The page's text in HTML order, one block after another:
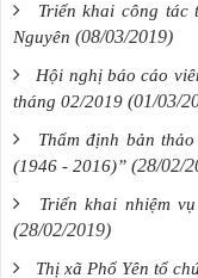
Triển khai công
Nguyên (08/03/2019)
Hội nghị báo cáo
tháng 02/2019 (01/03/
Thẩm định bản
(1946 - 2016)” (28/02/
Triển khai nhiệm
(28/02/2019)
Thị xã Phổ Yên tổ